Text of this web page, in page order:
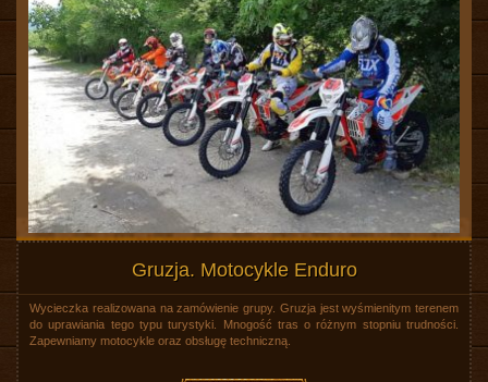
Gruzja. Motocykle Enduro
Wycieczka realizowana na zamówienie grupy. Gruzja jest wyśmienitym terenem
do uprawiania tego typu turystyki. Mnogość tras o różnym stopniu trudności.
Zapewniamy motocykle oraz obsługę techniczną.